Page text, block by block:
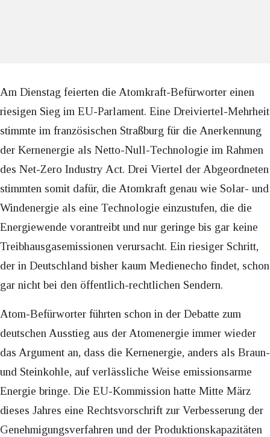
Am Dienstag feierten die Atomkraft-Befürworter einen
riesigen Sieg im EU-Parlament. Eine Dreiviertel-Mehrheit
stimmte im französischen Straßburg für die Anerkennung
der Kernenergie als Netto-Null-Technologie im Rahmen
des Net-Zero Industry Act. Drei Viertel der Abgeordneten
stimmten somit dafür, die Atomkraft genau wie Solar- und
Windenergie als eine Technologie einzustufen, die die
Energiewende vorantreibt und nur geringe bis gar keine
Treibhausgasemissionen verursacht. Ein riesiger Schritt,
der in Deutschland bisher kaum Medienecho findet, schon
gar nicht bei den öffentlich-rechtlichen Sendern.
Atom-Befürworter führten schon in der Debatte zum
deutschen Ausstieg aus der Atomenergie immer wieder
das Argument an, dass die Kernenergie, anders als Braun-
und Steinkohle, auf verlässliche Weise emissionsarme
Energie bringe. Die EU-Kommission hatte Mitte März
dieses Jahres eine Rechtsvorschrift zur Verbesserung der
Genehmigungsverfahren und der Produktionskapazitäten